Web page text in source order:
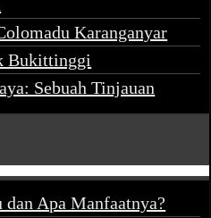
Karanganyar
Bukittinggi
Sebuah Tinjauan
Apa Manfaatnya?